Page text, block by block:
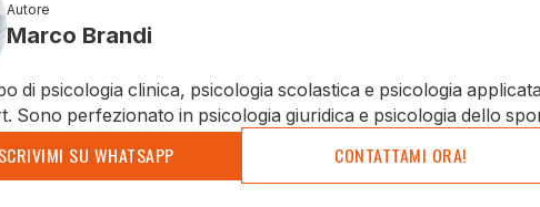
Autore
Marco Brandi
di psicologia clinica, psicologia scolastica e psicologia applicata
Sono perfezionato in psicologia giuridica e psicologia dello
SCRIVIMI SU WHATSAPP CONTATTAMI ORA!